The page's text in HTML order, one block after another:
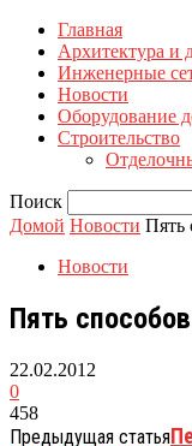
Главная
Архитектура и
Инженерные
Новости
Оборудование
Строительство
Поиск
Домой Новости Пять
Новости
Пять
22.02.2012
0
458
Предыдущая статья